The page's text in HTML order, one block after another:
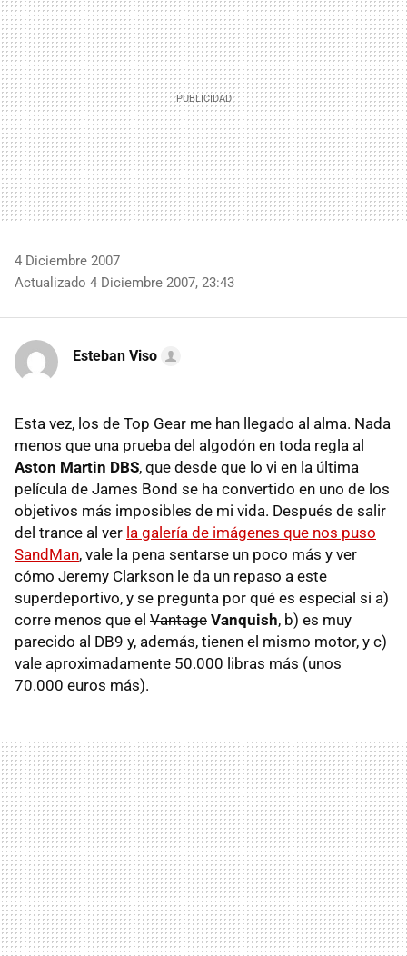
4 Diciembre 2007
Actualizado 4 Diciembre 2007, 23:43
Esteban Viso
Esta vez, los de Top Gear me han llegado al alma. Nada
menos que una prueba del algodón en toda regla al
Aston Martin DBS, que desde que lo vi en la última
película de James Bond se ha convertido en uno de los
objetivos más imposibles de mi vida. Después de salir
del trance al ver la galería de imágenes que nos puso
SandMan, vale la pena sentarse un poco más y ver
cómo Jeremy Clarkson le da un repaso a este
superdeportivo, y se pregunta por qué es especial si a)
corre menos que el Vantage Vanquish, b) es muy
parecido al DB9 y, además, tienen el mismo motor, y c)
vale aproximadamente 50.000 libras más (unos
70.000 euros más).